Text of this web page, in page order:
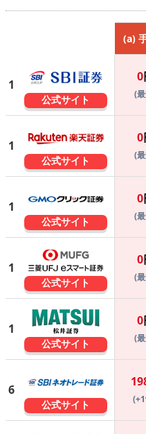
(a)
1
公式サイト
0
(
1
公式サイト
0
(
1
公式サイト
0
(
1
公式サイト
0
(
1
公式サイト
0
(
6
公式サイト